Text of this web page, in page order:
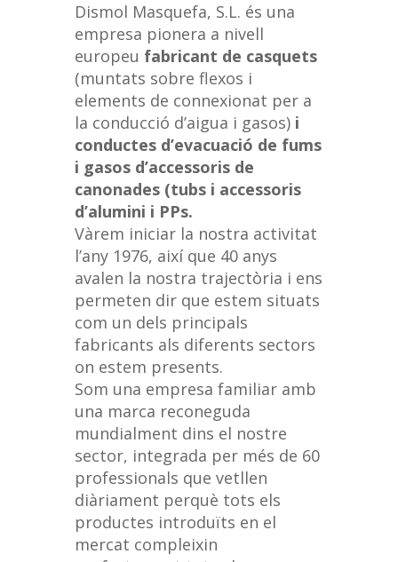
Dismol Masquefa, S.L. és una
empresa pionera a nivell
europeu fabricant de casquets
(muntats sobre flexos i
elements de connexionat per a
la conducció d’aigua i gasos) i
conductes d’evacuació de fums
i gasos d’accessoris de
canonades (tubs i accessoris
d’alumini i PPs.
Vàrem iniciar la nostra activitat
l’any 1976, així que 40 anys
avalen la nostra trajectòria i ens
permeten dir que estem situats
com un dels principals
fabricants als diferents sectors
on estem presents.
Som una empresa familiar amb
una marca reconeguda
mundialment dins el nostre
sector, integrada per més de 60
professionals que vetllen
diàriament perquè tots els
productes introduïts en el
mercat compleixin